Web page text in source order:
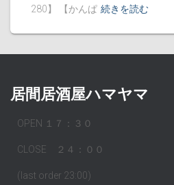
280】 【かんぱ 続きを読む
居間居酒屋ハマヤマ
OPEN １７：３０
CLOSE ２４：００
(last order 23:00)